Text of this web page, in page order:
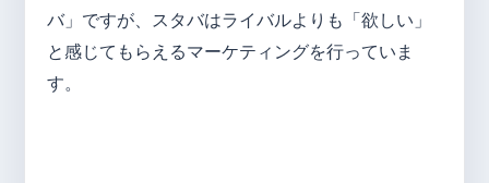
バ」ですが、スタバはライバルよりも「欲しい」
と感じてもらえるマーケティングを行っていま
す。